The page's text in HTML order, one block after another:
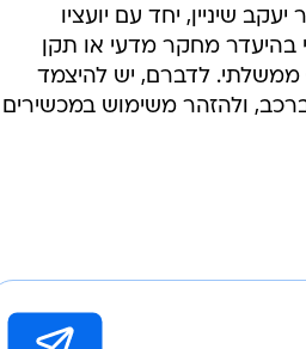
שיניין, יחד עם יועציו
בהיעדר מחקר מדעי או תקן
ממשלתי. לדברם, יש להיצמד
ולהזהר משימוש במכשירים